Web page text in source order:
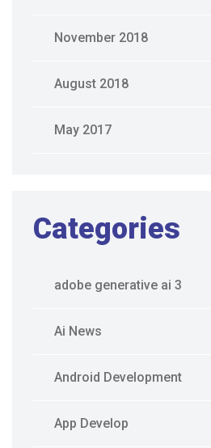
November 2018
August 2018
May 2017
Categories
adobe generative ai 3
Ai News
Android Development
App Develop